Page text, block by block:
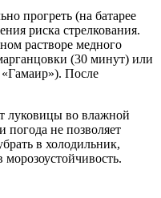
прогреть (на батарее
риска стрелкования.
растворе медного
(30 минут) или
После
луковицы во влажной
погода не позволяет
в холодильник,